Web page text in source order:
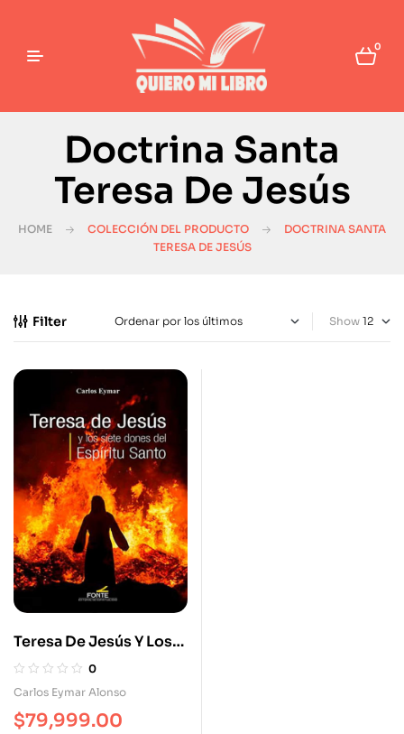
0
Doctrina Santa
Teresa De Jesús
HOME COLECCIÓN DEL PRODUCTO
DOCTRINA SANTA
TERESA DE JESÚS
Filter Show
Teresa De Jesús Y Los
Siete Dones Del
Espíritu Santo
0
Carlos Eymar Alonso
$79,999.00